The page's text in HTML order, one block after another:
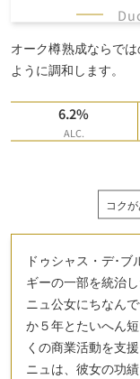
オーク樽熟成ならで
ように調和します。
6.2%
ALC.
コク
ドゥシャス・デ･
ギーの一部を統治
ニュ公女にちなん
か５年とたいへん
くの商業活動を支
ニュは、彼女の功